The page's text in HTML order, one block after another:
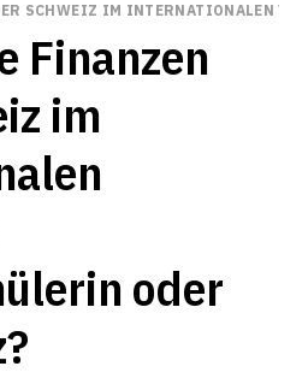
SCHWEIZ IM INTERNATIONALEN
Finanzen
im
oder